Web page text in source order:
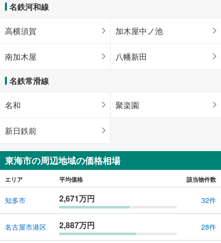
名鉄河和線
高横須賀 加木屋中ノ池
南加木屋 八幡新田
名鉄常滑線
名和 聚楽園
新日鉄前
東海市の周辺地域の価格相場
エリア 平均価格 該当物件数
知多市 2,671万円 32件
名古屋市港区 2,887万円 28件